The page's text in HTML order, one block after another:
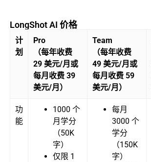
LongShot AI 价格
计
划
Pro
（每年收费
29 美元/月或
每月收费 39
美元/月）
Team
（每年收费
49 美元/月或
每月收费 59
美元/月）
功
能
1000 个
月学分
（50K
字）
仅限 1
每月
3000 个
学分
（150K
字）